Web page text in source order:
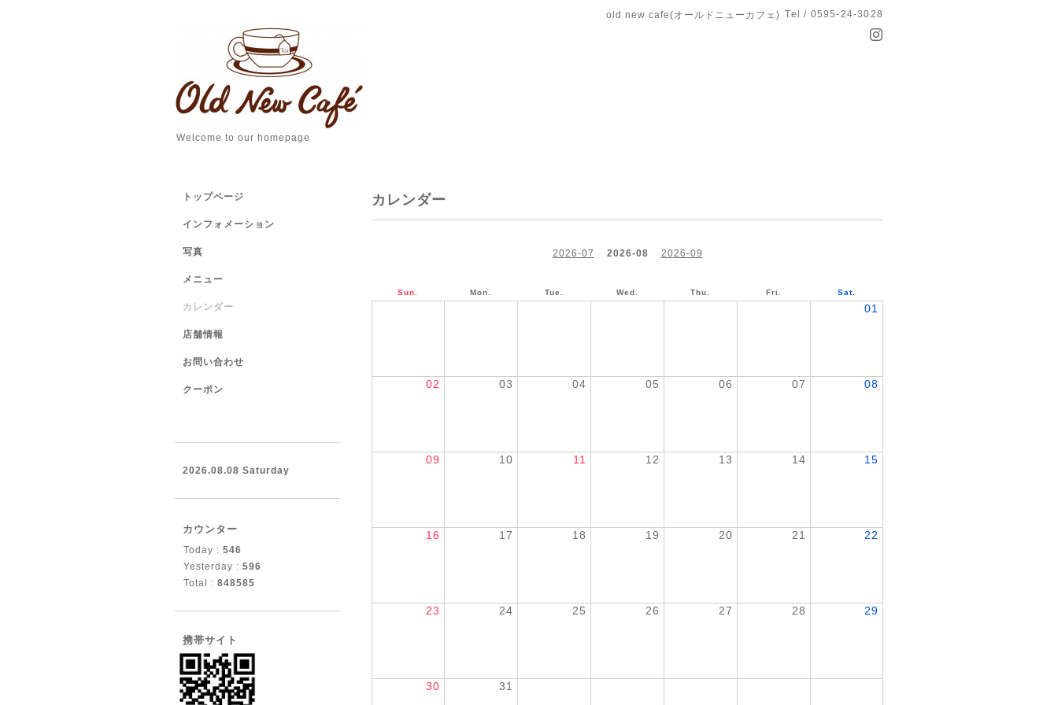
old new cafe(オールドニューカフェ) Tel / 0595-24-3028
Welcome to our homepage
カレンダー
2026-07 2026-08 2026-09
Sun. Mon. Tue. Wed. Thu. Fri. Sat.
01
02 03 04 05 06 07 08
09 10 11 12 13 14 15
16 17 18 19 20 21 22
23 24 25 26 27 28 29
30 31
トップページ
インフォメーション
写真
メニュー
カレンダー
店舗情報
お問い合わせ
クーポン
2026.08.08 Saturday
カウンター
Today : 546
Yesterday : 596
Total : 848585
携帯サイト